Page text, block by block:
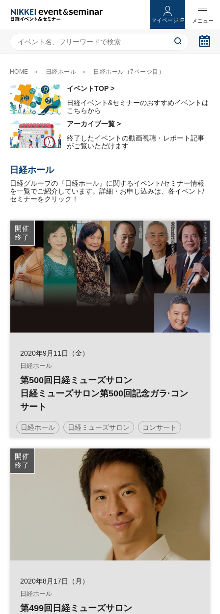
マイページ
HOME 日経ホール 日経ホール（7ページ目）
イベントTOP >
日経イベント&セミナーのおすすめイベントは
こちらから
アーカイブ一覧 >
終了したイベントの動画視聴・レポート記事
がご覧いただけます
日経ホール
日経グループの『日経ホール』に関するイベント/セミナー情報
を一覧でご紹介しています。詳細・お申し込みは、各イベント/
セミナーをクリック！
開催
終了
2020年9月11日（金）
日経ホール
第500回日経ミューズサロン
日経ミューズサロン第500回記念ガラ·コン
サート
日経ホール 日経ミューズサロン コンサート
開催
終了
2020年8月17日（月）
日経ホール
第499回日経ミューズサロン